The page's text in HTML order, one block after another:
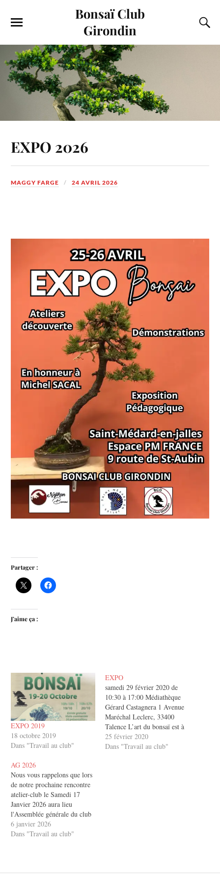
Bonsaï Club
Girondin
EXPO 2026
MAGGY FARGE 24 AVRIL 2026
Partager :
J’aime ça :
EXPO 2019
18 octobre 2019
Dans "Travail au club"
EXPO
samedi 29 février 2020 de
10:30 à 17:00 Médiathèque
Gérard Castagnera 1 Avenue
Maréchal Leclerc, 33400
Talence L’art du bonsaï est à
découvrir. Loin des plantes
miniatures que l’on peut
25 février 2020
Dans "Travail au club"
AG 2026
Nous vous rappelons que lors
de notre prochaine rencontre
atelier-club le Samedi 17
Janvier 2026 aura lieu
l'Assemblée générale du club
pour l'année 2026 Pôle
municipal Simone Veil 26
6 janvier 2026
Dans "Travail au club"